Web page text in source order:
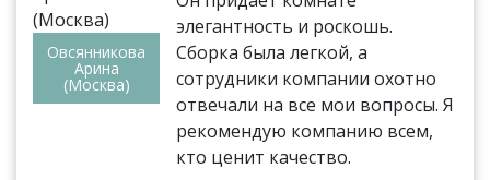
Овсянникова
Арина
(Москва)
элегантность и роскошь.
Сборка была легкой, а
сотрудники компании охотно
отвечали на все мои вопросы. Я
рекомендую компанию всем,
кто ценит качество.